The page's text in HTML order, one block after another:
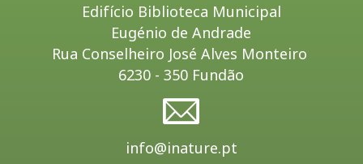
Edifício Biblioteca Municipal
Eugénio de Andrade
Rua Conselheiro José Alves Monteiro
6230 - 350 Fundão
info@inature.pt